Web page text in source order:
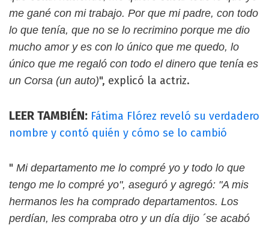
me gané con mi trabajo. Por que mi padre, con todo
lo que tenía, que no se lo recrimino porque me dio
mucho amor y es con lo único que me quedo, lo
único que me regaló con todo el dinero que tenía es
un Corsa (un auto)", explicó la actriz.
LEER TAMBIÉN: Fátima Flórez reveló su verdadero
nombre y contó quién y cómo se lo cambió
" Mi departamento me lo compré yo y todo lo que
tengo me lo compré yo", aseguró y agregó: "A mis
hermanos les ha comprado departamentos. Los
perdían, les compraba otro y un día dijo ´se acabó